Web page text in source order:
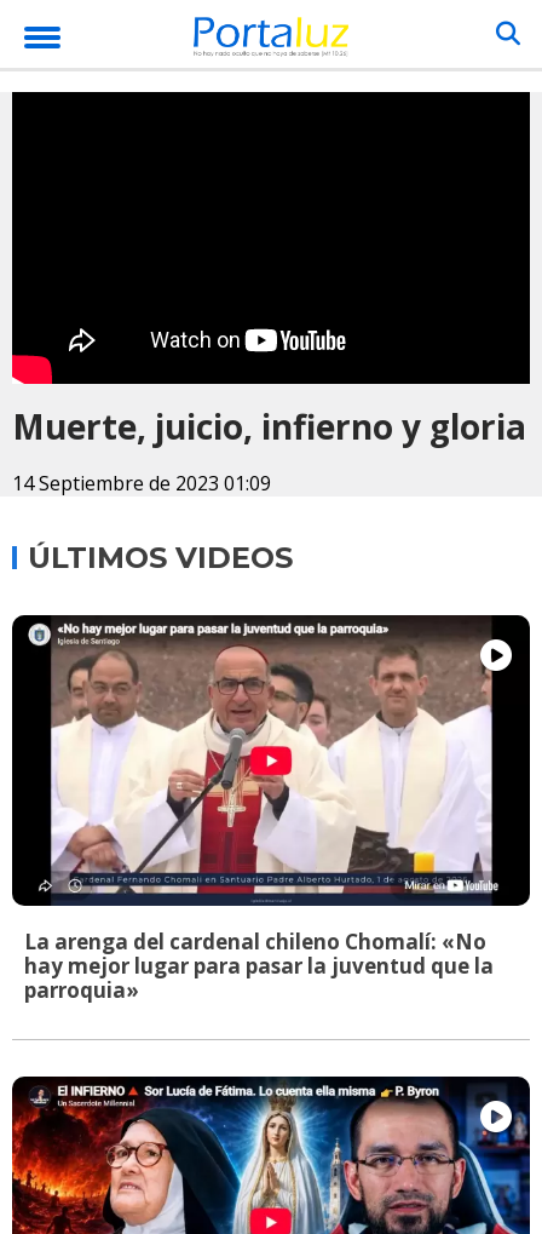
Muerte, juicio, infierno y gloria
14 Septiembre de 2023 01:09
ÚLTIMOS VIDEOS
La arenga del cardenal chileno Chomalí: «No
hay mejor lugar para pasar la juventud que la
parroquia»